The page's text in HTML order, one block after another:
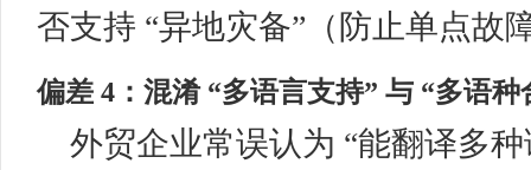
否支持 “异地灾备”（防止单点故
偏差 4：混淆 “多语言支持” 与 “多语种
外贸企业常误认为 “能翻译多